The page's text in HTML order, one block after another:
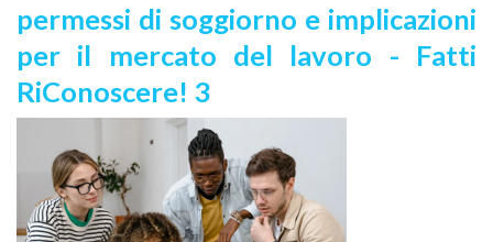
permessi di soggiorno e implicazioni
per il mercato del lavoro - Fatti
RiConoscere! 3